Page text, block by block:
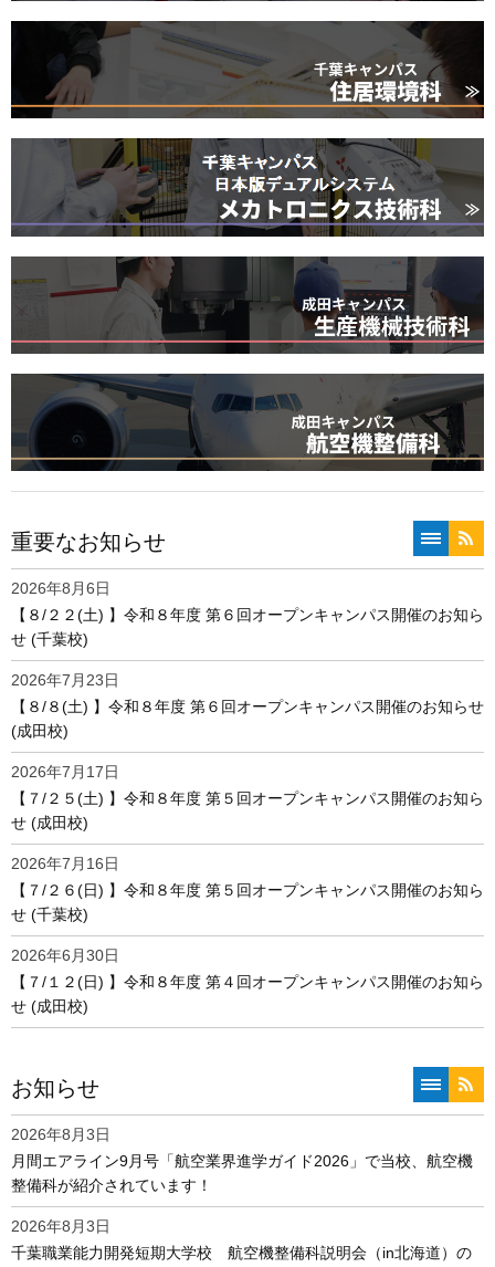
重要なお知らせ
2026年8月6日
【８/２２(土) 】令和８年度 第６回オープンキャンパス開催のお知ら
せ (千葉校)
2026年7月23日
【８/８(土) 】令和８年度 第６回オープンキャンパス開催のお知らせ
(成田校)
2026年7月17日
【７/２５(土) 】令和８年度 第５回オープンキャンパス開催のお知ら
せ (成田校)
2026年7月16日
【７/２６(日) 】令和８年度 第５回オープンキャンパス開催のお知ら
せ (千葉校)
2026年6月30日
【７/１２(日) 】令和８年度 第４回オープンキャンパス開催のお知ら
せ (成田校)
お知らせ
2026年8月3日
月間エアライン9月号「航空業界進学ガイド2026」で当校、航空機
整備科が紹介されています！
2026年8月3日
千葉職業能力開発短期大学校 航空機整備科説明会（in北海道）の